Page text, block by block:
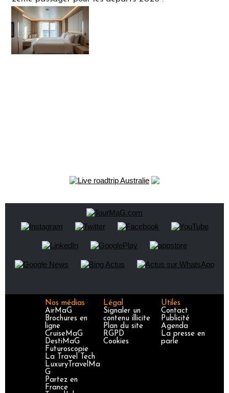
Nos médias
AirMaG
Brochures en
ligne
CruiseMaG
DestiMaG
Futuroscopie
La Travel Tech
LuxuryTravelMa
G
Partez en
France
Légal
Signaler un
contenu illicite
Plan du site
RGPD
Cookies
Utiles
Contact
Publicité
Agenda
La presse en
parle